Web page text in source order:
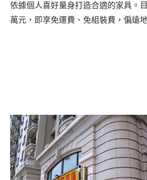
依據個人喜好量身打造合適的家具。
萬元，即享免運費、免組裝費，偏遠